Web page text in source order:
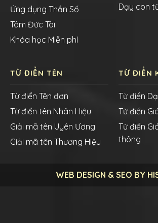
Ứng dụng Thần Số
Tâm Đức Tài
Khóa học Miễn phí
Dạy con
TỪ ĐIỂN TÊN
Từ điển Tên đơn
Từ điển tên Nhân Hiệu
Giải mã tên Uyên Ương
Giải mã tên Thương Hiệu
TỪ ĐIỂN
Từ điển
Từ điển
Từ điển
thông
WEB DESIGN & SEO BY